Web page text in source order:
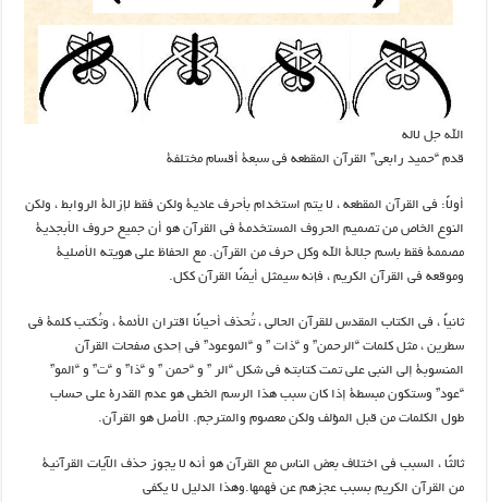
الله جل لاله
قدم “حمید رابعی” القرآن المقطعه في سبعة أقسام مختلفة
أولاً: فی القرآن المقطعه ، لا يتم استخدام بأحرف عادية ولكن فقط لإزالة الروابط ، ولكن
النوع الخاص من تصميم الحروف المستخدمة في القرآن هو أن جميع حروف الأبجدية
مصممة فقط باسم جلالة الله وكل حرف من القرآن. مع الحفاظ على هويته الأصلية
وموقعه في القرآن الكريم ، فإنه سيمثل أيضًا القرآن ككل.
ثانياً ، في الكتاب المقدس للقرآن الحالي ، تُحذف أحيانًا اقتران الأئمة ، وتُكتب كلمة في
سطرين ، مثل كلمات “الرحمن” و “ذات ” و “الموعود” في إحدى صفحات القرآن
المنسوبة إلى النبي علي تمت كتابته في شكل “الر ” و “حمن ” و “ذا” و “ت” و “المو”
“عود” وستكون مبسطة إذا كان سبب هذا الرسم الخطي هو عدم القدرة على حساب
طول الكلمات من قبل المؤلف ولكن معصوم والمترجم. الأصل هو القرآن.
ثالثًا ، السبب في اختلاف بعض الناس مع القرآن هو أنه لا يجوز حذف الآيات القرآنية
من القرآن الكريم بسبب عجزهم عن فهمها.وهذا الدلیل لا يكفي